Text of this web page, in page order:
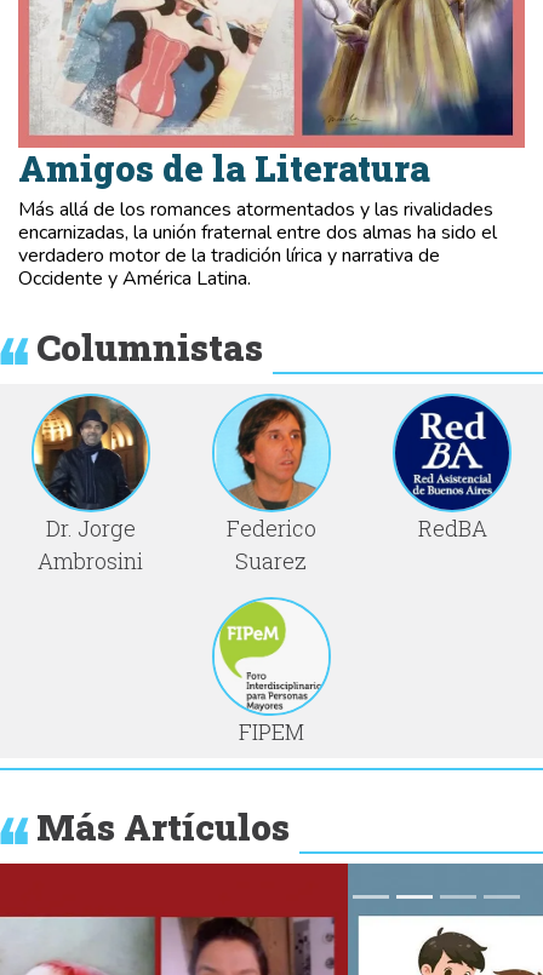
Amigos de la Literatura
Más allá de los romances atormentados y las rivalidades
encarnizadas, la unión fraternal entre dos almas ha sido el
verdadero motor de la tradición lírica y narrativa de
Occidente y América Latina.
Columnistas
Dr. Jorge
Ambrosini
Federico
Suarez
RedBA
FIPEM
Más Artículos